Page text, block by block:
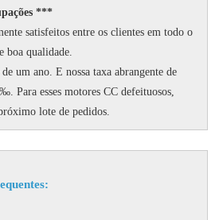
***
satisfeitos entre os clientes em todo o
boa qualidade.
um ano. E nossa taxa abrangente de
Para esses motores CC defeituosos,
lote de pedidos.